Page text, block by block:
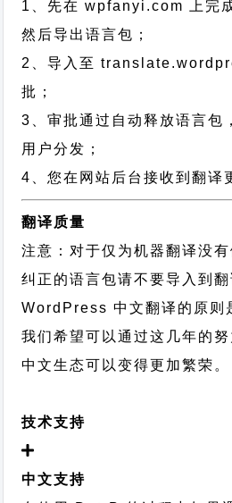
1、先在 wpfanyi.com 上完
然后导出语言包；
2、导入至
批；
3、审批通过自动释放语言包
用户分发；
4、您在网站后台接收到翻译
翻译质量
注意：对于仅为机器翻译没
纠正的语言包请不要导入到翻
WordPress 中文翻译的原则
我们希望可以通过这几年的
中文生态可以变得更加繁荣。
技术支持
中文支持